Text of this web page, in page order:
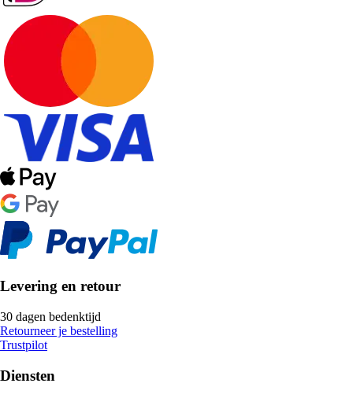
Levering en retour
30 dagen bedenktijd
Retourneer je bestelling
Trustpilot
Diensten